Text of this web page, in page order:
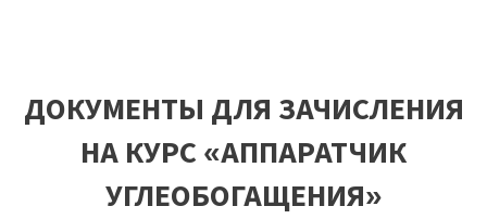
ДОКУМЕНТЫ ДЛЯ ЗАЧИСЛЕНИЯ
НА КУРС «АППАРАТЧИК
УГЛЕОБОГАЩЕНИЯ»